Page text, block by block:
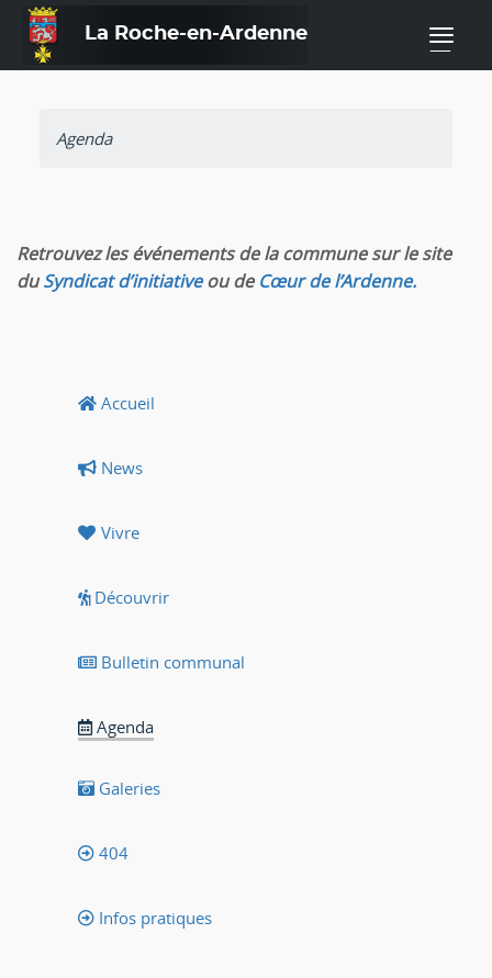
La Roche-en-Ardenne —
Agenda
Retrouvez les événements de la commune sur le site
duSyndicat d’initiativeou deCœur de l’Ardenne.
Accueil
News
Vivre
Découvrir
Bulletin communal
Agenda
Galeries
404
Infos pratiques